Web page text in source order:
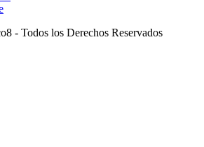
- Todos los Derechos Reservados